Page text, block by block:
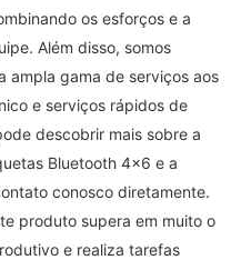
os esforços e a
Além disso, somos
ampla gama de serviços aos
e serviços rápidos de
descobrir mais sobre a
Bluetooth 4x6 e a
conosco diretamente.
produto supera em muito o
e realiza tarefas